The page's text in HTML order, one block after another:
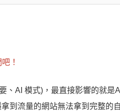
！
、AI 模式)，最直接影響的就是
到流量的網站無法拿到完整的